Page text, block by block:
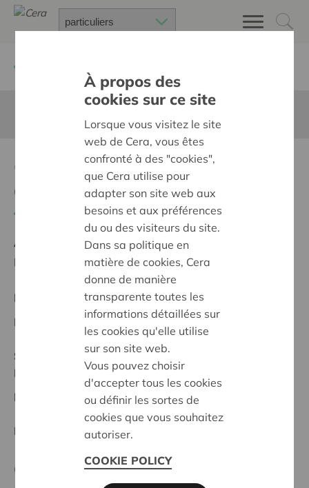
Groene dorps
ontmoetingsplek
Ambition:
Des quartiers chaleureux et bienveillants
pour tous
Projet régional
Date de début:11/05/2026
Statut:
Dender-Zwalm
Date de décision:11/05/2026
Décision: Approuvé
Cera contact
À propos des
cookies sur ce site
Lorsque vous visitez le site
web de Cera, vous êtes
confronté à des "cookies",
que Cera utilise pour
adapter son site web aux
besoins et aux préférences
du ou des visiteurs du site.
Dans sa politique en
matière de cookies, Cera
donne de manière
transparente toutes les
informations détaillées sur
les cookies qu'elle utilise
sur son site web.
Vous pouvez choisir
d'accepter tous les cookies
ou définir les sortes de
cookies que vous souhaitez
autoriser.
COOKIE POLICY